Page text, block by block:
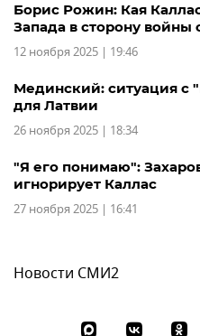
Борис Рожин: Кая
Запада в сторону войны
12 ноября 2025 | 19:46
Мединский: ситуация с
для Латвии
26 ноября 2025 | 18:34
"Я его понимаю":
игнорирует Каллас
27 ноября 2025 | 16:41
Новости СМИ2